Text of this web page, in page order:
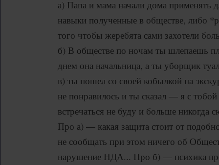
а) Папа и мама начали дома применять
навыки полученные в обществе, либо
того чтобы жеребята сами захотели
б) В обществе по ночам ты шлепаешь
днем она начальница, а ты уборщик
в) ты пошел со своей кобылкой на
не понравилось и ты сказал — я с
встречаться не буду и больше никогда
Про а) — какая защита стоит от
не сообщать при этом ничего об
нарушение НДА... Про б) — психика